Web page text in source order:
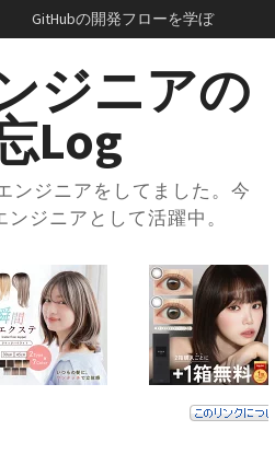
GitHubの開発フローを学ぼ
う！：コンフリクトの正体を知
っておこう
GitHubのSquash and merge入門
｜コミット履歴をスッキリさせ
よう
GitHubプルリクエスト実践ガイ
ド｜レビューの進め方とマージ
方法・トラブル対応まで解説
GitHubの開発フローを学ぼう！
方入門
GitHubとは？登録方法からリポ
ジトリ・ブランチの使い方まで
徹底解説
docker-compose × .envファイル
で環境切り替え｜実践的な使い
ジニアの
Log
ンジニアをしてました。今
ジニアとして活躍中。